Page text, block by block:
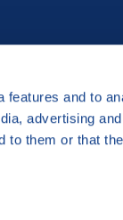
features and to
advertising
to them or that